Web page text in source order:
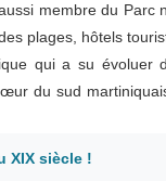
membre du
plages, hôtels
qui a su évoluer
du sud
XIX siècle !